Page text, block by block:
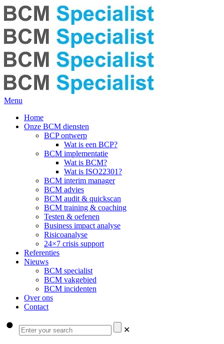
Menu
Home
Onze BCM diensten
BCP ontwerp
Wat is een BCP?
BCM implementatie
Wat is BCM?
Wat is ISO22301?
BCM interim manager
BCM advies
BCM audit & quickscan
BCM training & coaching
Testen & oefenen
Business impact analyse
Risicoanalyse
24×7 crisis support
Referenties
Nieuws
BCM specialist
BCM vakgebied
BCM incidenten
Over ons
Contact
✕